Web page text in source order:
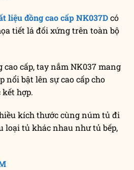
liệu đồng cao cấp NK037Dcó
tiết lá đối xứng trên toàn bộ
cao cấp, tay nắm NK037 mang
nổi bật lên sự cao cấp cho
hợp.
kích thước cùng núm tủ đi
loại tủ khác nhau như tủ bếp,